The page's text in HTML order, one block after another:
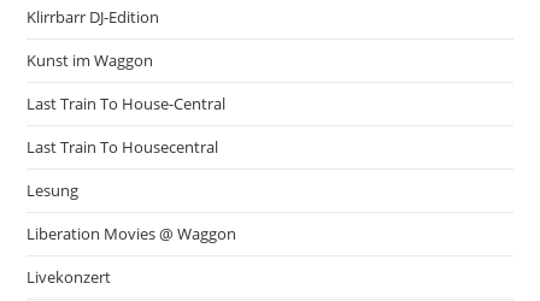
Klirrbarr DJ-Edition
Kunst im Waggon
Last Train To House-Central
Last Train To Housecentral
Lesung
Liberation Movies @ Waggon
Livekonzert